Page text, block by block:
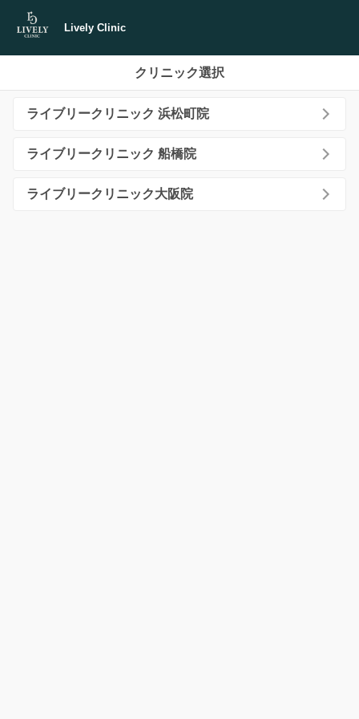
Lively Clinic
クリニック選択
ライブリークリニック 浜松町院
ライブリークリニック 船橋院
ライブリークリニック大阪院